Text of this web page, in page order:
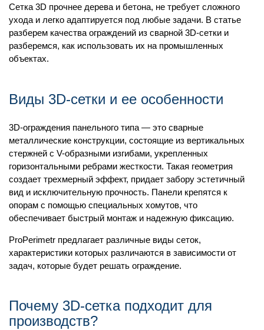
Сетка 3D прочнее дерева и бетона, не требует сложного
ухода и легко адаптируется под любые задачи. В статье
разберем качества ограждений из сварной 3D-сетки и
разберемся, как использовать их на промышленных
объектах.
Виды 3D-сетки и ее особенности
3D-ограждения панельного типа — это сварные
металлические конструкции, состоящие из вертикальных
стержней с V-образными изгибами, укрепленных
горизонтальными ребрами жесткости. Такая геометрия
создает трехмерный эффект, придает забору эстетичный
вид и исключительную прочность. Панели крепятся к
опорам с помощью специальных хомутов, что
обеспечивает быстрый монтаж и надежную фиксацию.
ProPerimetr предлагает различные виды сеток,
характеристики которых различаются в зависимости от
задач, которые будет решать ограждение.
Почему 3D-сетка подходит для
производств?